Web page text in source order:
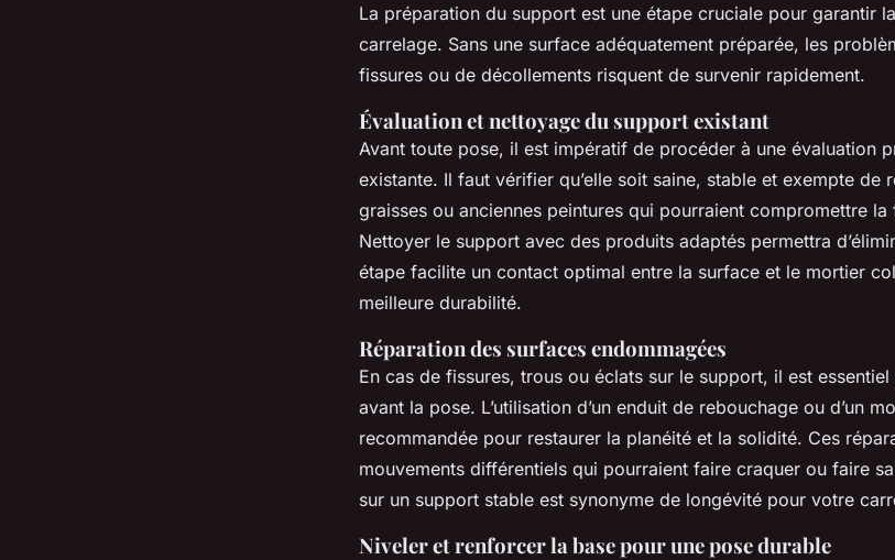
La préparation du support est une étape cruciale pour garantir
carrelage. Sans une surface adéquatement préparée, les
fissures ou de décollements risquent de survenir rapidement.
Évaluation et nettoyage du support existant
Avant toute pose, il est impératif de procéder à une évaluation
existante. Il faut vérifier qu’elle soit saine, stable et exempte de
graisses ou anciennes peintures qui pourraient compromettre
Nettoyer le support avec des produits adaptés permettra
étape facilite un contact optimal entre la surface et le mortier
meilleure durabilité.
Réparation des surfaces endommagées
En cas de fissures, trous ou éclats sur le support, il est
avant la pose. L’utilisation d’un enduit de rebouchage ou d’un
recommandée pour restaurer la planéité et la solidité. Ces
mouvements différentiels qui pourraient faire craquer ou faire
sur un support stable est synonyme de longévité pour votre
Niveler et renforcer la base pour une pose durable